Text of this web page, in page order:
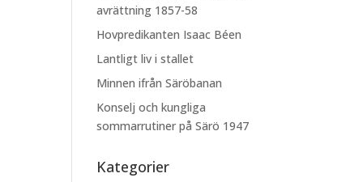
avrättning 1857-58
Hovpredikanten Isaac Béen
Lantligt liv i stallet
Minnen ifrån Säröbanan
Konselj och kungliga
sommarrutiner på Särö 1947
Kategorier